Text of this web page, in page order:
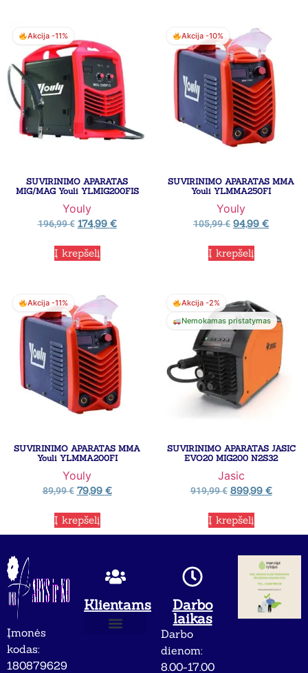
Akcija -11%
SUVIRINIMO APARATAS
MIG/MAG Youli YLMIG200FIS
Youly
196,99€ 174,99 €
Į krepšelį
Akcija -10%
SUVIRINIMO APARATAS MMA
Youli YLMMA250FI
Youly
105,99€ 94,99 €
Į krepšelį
Akcija -11%
SUVIRINIMO APARATAS MMA
Youli YLMMA200FI
Youly
89,99€ 79,99 €
Į krepšelį
Akcija -2%
Nemokamas pristatymas
SUVIRINIMO APARATAS JASIC
EVO20 MIG200 N2S32
Jasic
919,99€ 899,99 €
Į krepšelį
Įmonės
kodas:
180879629
Klientams
Darbo
laikas
Darbo
dienom:
8.00-17.00